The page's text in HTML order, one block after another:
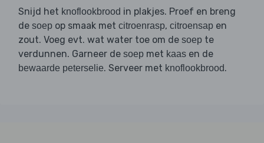
Snijd het knoflookbrood in plakjes. Proef en breng
de soep op smaak met citroenrasp, citroensap en
zout. Voeg evt. wat water toe om de soep te
verdunnen. Garneer de soep met kaas en de
bewaarde peterselie. Serveer met knoflookbrood.